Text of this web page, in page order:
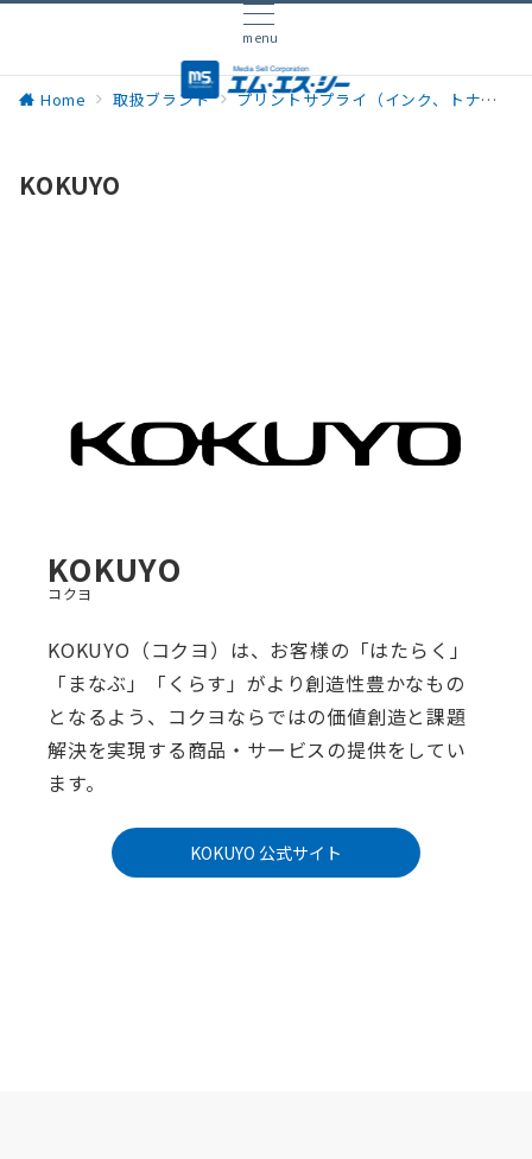
menu
Home 取扱ブランド プリントサプライ（インク、トナー／用紙）
KOKUYO
KOKUYO
コクヨ
KOKUYO（コクヨ）は、お客様の「はたらく」
「まなぶ」「くらす」がより創造性豊かなもの
となるよう、コクヨならではの価値創造と課題
解決を実現する商品・サービスの提供をしてい
ます。
KOKUYO 公式サイト